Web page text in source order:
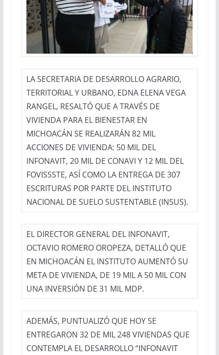
LA SECRETARIA DE DESARROLLO AGRARIO,
TERRITORIAL Y URBANO, EDNA ELENA VEGA
RANGEL, RESALTÓ QUE A TRAVÉS DE
VIVIENDA PARA EL BIENESTAR EN
MICHOACÁN SE REALIZARÁN 82 MIL
ACCIONES DE VIVIENDA: 50 MIL DEL
INFONAVIT, 20 MIL DE CONAVI Y 12 MIL DEL
FOVISSSTE, ASÍ COMO LA ENTREGA DE 307
ESCRITURAS POR PARTE DEL INSTITUTO
NACIONAL DE SUELO SUSTENTABLE (INSUS).
EL DIRECTOR GENERAL DEL INFONAVIT,
OCTAVIO ROMERO OROPEZA, DETALLÓ QUE
EN MICHOACÁN EL INSTITUTO AUMENTÓ SU
META DE VIVIENDA, DE 19 MIL A 50 MIL CON
UNA INVERSIÓN DE 31 MIL MDP.
ADEMÁS, PUNTUALIZÓ QUE HOY SE
ENTREGARON 32 DE MIL 248 VIVIENDAS QUE
CONTEMPLA EL DESARROLLO “INFONAVIT